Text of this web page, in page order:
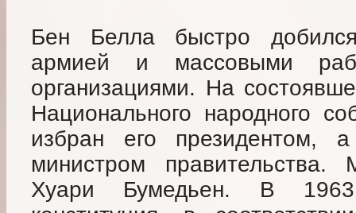
Бен Белла быстро
армией и массовыми
организациями. На
Национального народного
избран его
министром
Хуари Бумедьен. В